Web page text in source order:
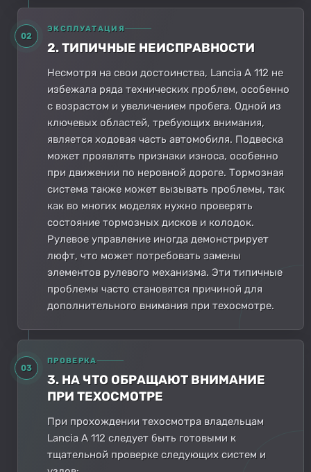
02
ЭКСПЛУАТАЦИЯ
2. ТИПИЧНЫЕ НЕИСПРАВНОСТИ
Несмотря на свои достоинства, Lancia A 112 не
избежала ряда технических проблем, особенно
с возрастом и увеличением пробега. Одной из
ключевых областей, требующих внимания,
является ходовая часть автомобиля. Подвеска
может проявлять признаки износа, особенно
при движении по неровной дороге. Тормозная
система также может вызывать проблемы, так
как во многих моделях нужно проверять
состояние тормозных дисков и колодок.
Рулевое управление иногда демонстрирует
люфт, что может потребовать замены
элементов рулевого механизма. Эти типичные
проблемы часто становятся причиной для
дополнительного внимания при техосмотре.
03
ПРОВЕРКА
3. НА ЧТО ОБРАЩАЮТ ВНИМАНИЕ
ПРИ ТЕХОСМОТРЕ
При прохождении техосмотра владельцам
Lancia A 112 следует быть готовыми к
тщательной проверке следующих систем и